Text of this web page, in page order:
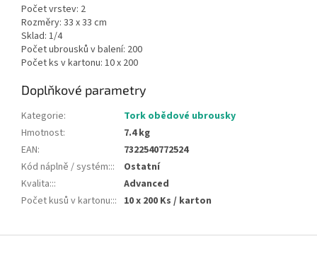
Počet vrstev: 2
Rozměry: 33 x 33 cm
Sklad: 1/4
Počet ubrousků v balení: 200
Počet ks v kartonu: 10 x 200
Doplňkové parametry
Kategorie:
Tork obědové ubrousky
Hmotnost:
7.4 kg
EAN:
7322540772524
Kód náplně / systém:::
Ostatní
Kvalita:::
Advanced
Počet kusů v kartonu::: 10 x 200 Ks / karton